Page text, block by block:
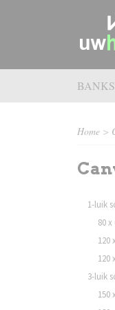
Home >
1-luik
80 x
120
120
3-luik
150